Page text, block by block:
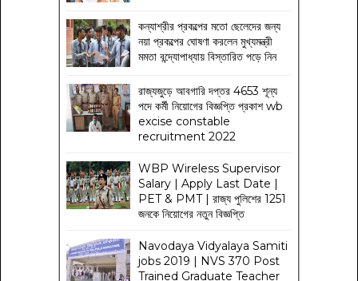
কন্যাশ্রীর প্রকল্পের মতো ছেলেদের জন্য
নয়া প্রকল্পের ঘোষণা করলেন মুখ্যমন্ত্রী
মমতা বন্দ্যোপাধ্যায় বিস্তারিত পড়ে নিন
রাজ্যজুড়ে আবগারি দপ্তর 4653 শূন্য
পদে কর্মী নিয়োগের বিজ্ঞপ্তি প্রকাশ wb
excise constable
recruitment 2022
WBP Wireless Supervisor
Salary | Apply Last Date |
PET & PMT | রাজ্য পুলিশের 1251
জনকে নিয়োগের নতুন বিজ্ঞপ্তি
Navodaya Vidyalaya Samiti
jobs 2019 | NVS 370 Post
Trained Graduate Teacher